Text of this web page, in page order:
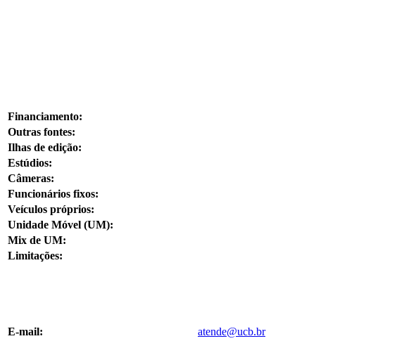
Financiamento:
Outras fontes:
Ilhas de edição:
Estúdios:
Câmeras:
Funcionários fixos:
Veículos próprios:
Unidade Móvel (UM):
Mix de UM:
Limitações:
E-mail:
atende@ucb.br